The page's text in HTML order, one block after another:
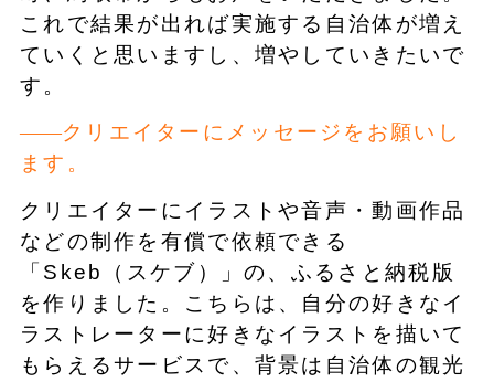
これで結果が出れば実施する自治体が増え
ていくと思いますし、増やしていきたいで
す。
クリエイターにメッセージをお願いし
ます。
クリエイターにイラストや音声・動画作品
などの制作を有償で依頼できる
「Skeb（スケブ）」の、ふるさと納税版
を作りました。こちらは、自分の好きなイ
ラストレーターに好きなイラストを描いて
もらえるサービスで、背景は自治体の観光